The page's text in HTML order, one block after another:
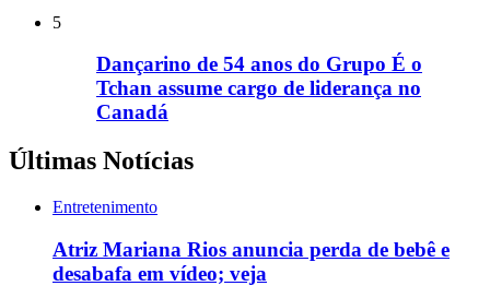
5
Dançarino de 54 anos do Grupo É o
Tchan assume cargo de liderança no
Canadá
Últimas Notícias
Entretenimento
Atriz Mariana Rios anuncia perda de bebê e
desabafa em vídeo; veja